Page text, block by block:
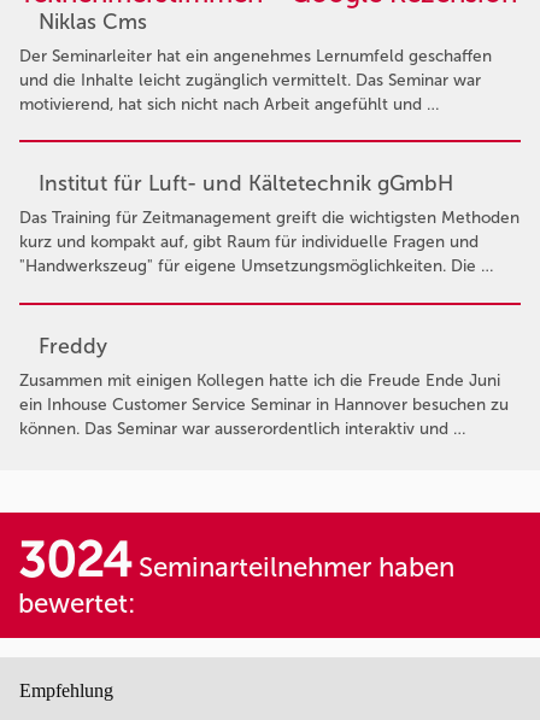
Niklas Cms
Der Seminarleiter hat ein angenehmes Lernumfeld geschaffen
und die Inhalte leicht zugänglich vermittelt. Das Seminar war
motivierend, hat sich nicht nach Arbeit angefühlt und …
Institut für Luft- und Kältetechnik gGmbH
Das Training für Zeitmanagement greift die wichtigsten Methoden
kurz und kompakt auf, gibt Raum für individuelle Fragen und
"Handwerkszeug" für eigene Umsetzungsmöglichkeiten. Die …
Freddy
Zusammen mit einigen Kollegen hatte ich die Freude Ende Juni
ein Inhouse Customer Service Seminar in Hannover besuchen zu
können. Das Seminar war ausserordentlich interaktiv und …
3024Seminarteilnehmer haben
bewertet:
Empfehlung